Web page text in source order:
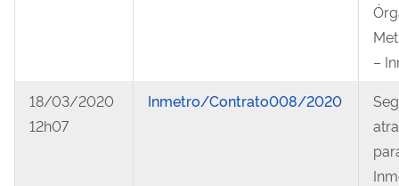
–
18/03/2020
12h07
Inmetro/Contrato008/2020